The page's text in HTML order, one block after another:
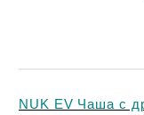
NUK EV Чаша с